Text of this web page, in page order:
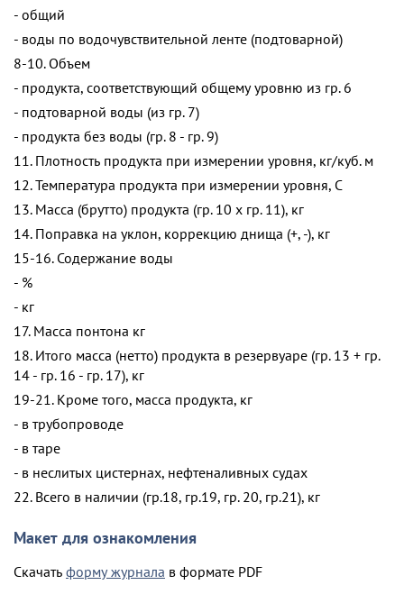
- общий
- воды по водочувствительной ленте (подтоварной)
8-10. Объем
- продукта, соответствующий общему уровню из гр. 6
- подтоварной воды (из гр. 7)
- продукта без воды (гр. 8 - гр. 9)
11. Плотность продукта при измерении уровня, кг/куб. м
12. Температура продукта при измерении уровня, С
13. Масса (брутто) продукта (гр. 10 x гр. 11), кг
14. Поправка на уклон, коррекцию днища (+, -), кг
15-16. Содержание воды
- %
- кг
17. Масса понтона кг
18. Итого масса (нетто) продукта в резервуаре (гр. 13 + гр.
14 - гр. 16 - гр. 17), кг
19-21. Кроме того, масса продукта, кг
- в трубопроводе
- в таре
- в неслитых цистернах, нефтеналивных судах
22. Всего в наличии (гр.18, гр.19, гр. 20, гр.21), кг
Макет для ознакомления
Скачать форму журнала в формате PDF